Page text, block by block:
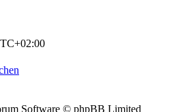
Software © phpBB Limited